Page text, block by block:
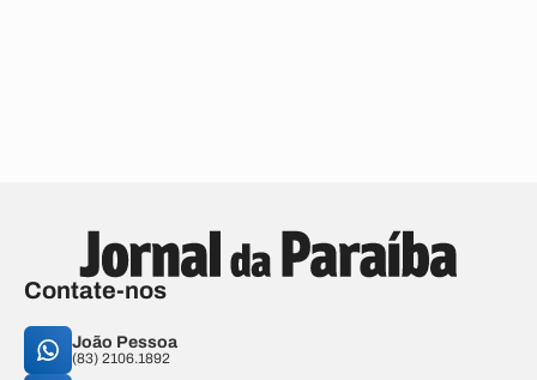
Contate-nos
João Pessoa
(83) 2106.1892